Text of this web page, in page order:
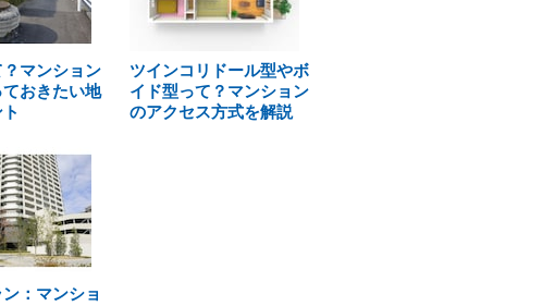
マンション
おきたい地
ツインコリドール型やボ
イド型って？マンション
のアクセス方式を解説
：マンショ